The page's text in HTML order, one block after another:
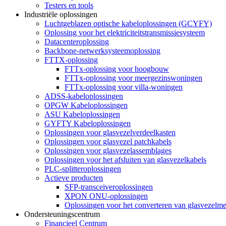
Testers en tools
Industriële oplossingen
Luchtgeblazen optische kabeloplossingen (GCYFY)
Oplossing voor het elektriciteitstransmissiesysteem
Datacenteroplossing
Backbone-netwerksysteemoplossing
FTTX-oplossing
FTTx-oplossing voor hoogbouw
FTTx-oplossing voor meergezinswoningen
FTTx-oplossing voor villa-woningen
ADSS-kabeloplossingen
OPGW Kabeloplossingen
ASU Kabeloplossingen
GYFTY Kabeloplossingen
Oplossingen voor glasvezelverdeelkasten
Oplossingen voor glasvezel patchkabels
Oplossingen voor glasvezelassemblages
Oplossingen voor het afsluiten van glasvezelkabels
PLC-splitteroplossingen
Actieve producten
SFP-transceiveroplossingen
XPON ONU-oplossingen
Oplossingen voor het converteren van
Ondersteuningscentrum
Financieel Centrum